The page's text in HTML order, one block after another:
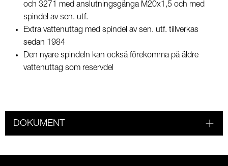
och 3271 med anslutningsgänga M20x1,5 och med
spindel av sen. utf.
Extra vattenuttag med spindel av sen. utf. tillverkas
sedan 1984
Den nyare spindeln kan också förekomma på äldre
vattenuttag som reservdel
DOKUMENT